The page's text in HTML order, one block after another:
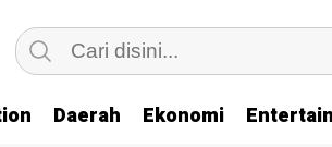
Daerah Ekonomi